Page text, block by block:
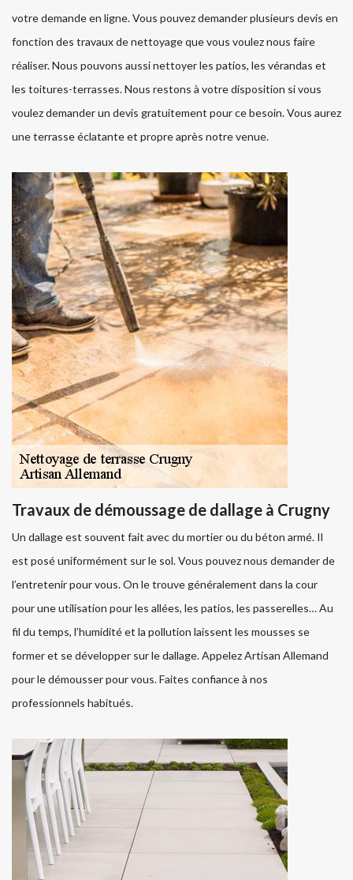
votre demande en ligne. Vous pouvez demander plusieurs devis en
fonction des travaux de nettoyage que vous voulez nous faire
réaliser. Nous pouvons aussi nettoyer les patios, les vérandas et
les toitures-terrasses. Nous restons à votre disposition si vous
voulez demander un devis gratuitement pour ce besoin. Vous aurez
une terrasse éclatante et propre après notre venue.
Travaux de démoussage de dallage à Crugny
Un dallage est souvent fait avec du mortier ou du béton armé. Il
est posé uniformément sur le sol. Vous pouvez nous demander de
l’entretenir pour vous. On le trouve généralement dans la cour
pour une utilisation pour les allées, les patios, les passerelles… Au
fil du temps, l’humidité et la pollution laissent les mousses se
former et se développer sur le dallage. Appelez Artisan Allemand
pour le démousser pour vous. Faites confiance à nos
professionnels habitués.